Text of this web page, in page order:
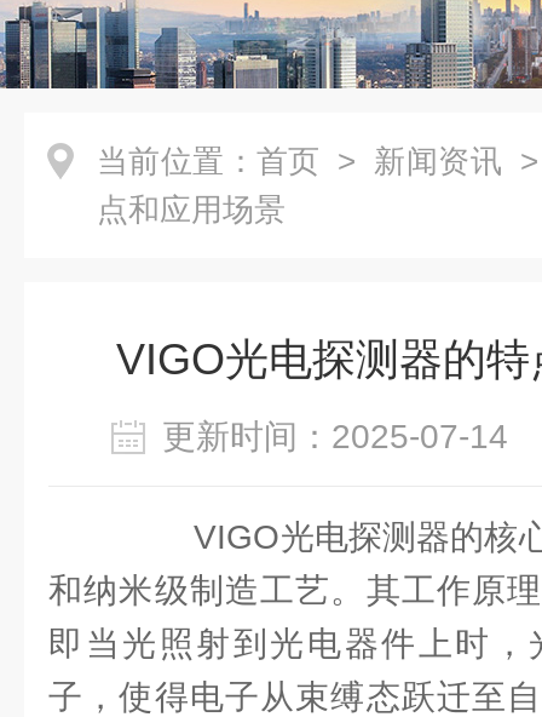
当前位置： 首页 > 新闻资讯
点和应用场景
VIGO光电探测器的
更新时间：2025-07-
VIGO光电探测器的核心
和纳米级制造工艺。其工作原
即当光照射到光电器件上时
子，使得电子从束缚态跃迁至